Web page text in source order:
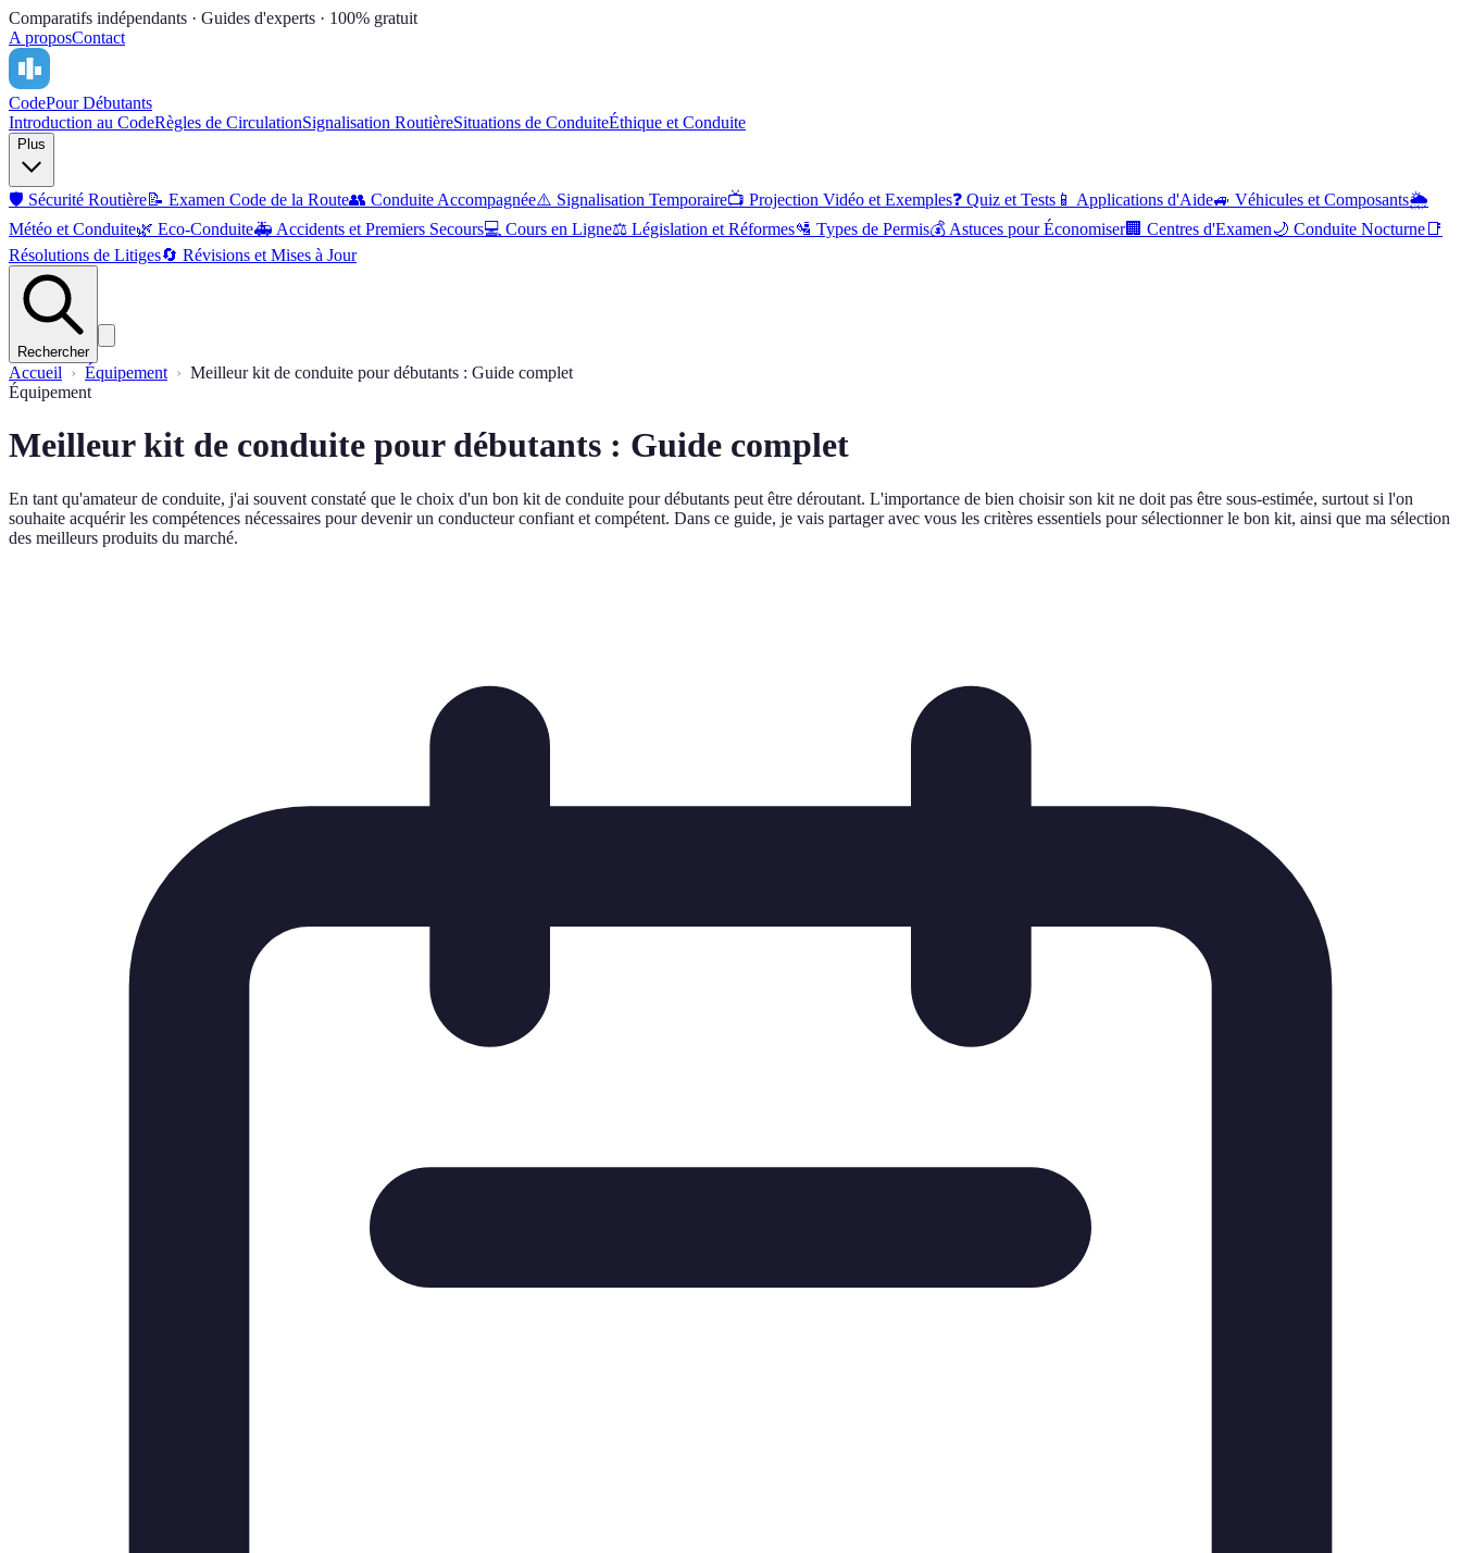
Comparatifs indépendants · Guides d'experts · 100% gratuit
A proposContact
CodePour Débutants
Introduction au CodeRègles de CirculationSignalisation RoutièreSituations de ConduiteÉthique et Conduite
Plus
🛡️ Sécurité Routière📝 Examen Code de la Route👥 Conduite Accompagnée⚠️ Signalisation Temporaire📺 Projection Vidéo et Exemples❓ Quiz et Tests 📱 Applications d'Aide🚙 Véhicules et Composants🌦️
Météo et Conduite🌿 Eco-Conduite🚑 Accidents et Premiers Secours💻 Cours en Ligne⚖️ Législation et Réformes🛂 Types de Permis💰 Astuces pour Économiser🏢 Centres d'Examen🌙 Conduite Nocturne 📑
Résolutions de Litiges🔄 Révisions et Mises à Jour
Rechercher
Accueil Équipement
Meilleur kit de conduite pour débutants : Guide complet
Équipement
Meilleur kit de conduite pour débutants : Guide complet
En tant qu'amateur de conduite, j'ai souvent constaté que le choix d'un bon kit de conduite pour débutants peut être déroutant. L'importance de bien choisir son kit ne doit pas être sous-estimée, surtout si l'on
souhaite acquérir les compétences nécessaires pour devenir un conducteur confiant et compétent. Dans ce guide, je vais partager avec vous les critères essentiels pour sélectionner le bon kit, ainsi que ma sélection
des meilleurs produits du marché.